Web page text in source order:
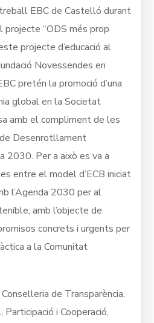
EBC de Castelló durant
“ODS més prop
projecte d’educació al
Novessendes en
pretén la promoció d’una
global en la Societat
amb el compliment de les
Desenrotllament
2030. Per a això es va a
entre el model d’ECB iniciat
l’Agenda 2030 per al
amb l’objecte de
concrets i urgents per
a la Comunitat
de Transparència,
i Cooperació,